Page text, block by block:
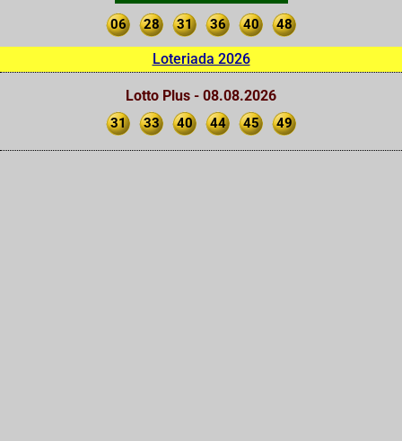
06 28 31 36 40 48
Loteriada 2026
Lotto Plus - 08.08.2026
31 33 40 44 45 49